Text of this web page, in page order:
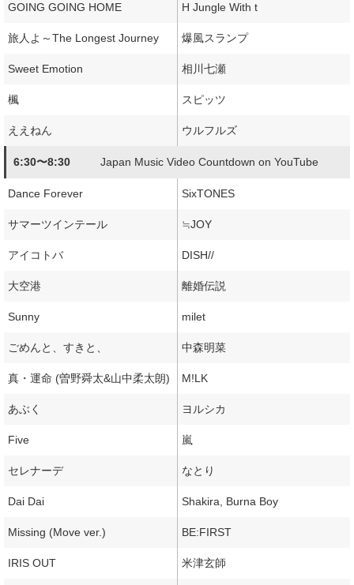
GOING GOING HOME H Jungle With t
旅人よ～The Longest Journey 爆風スランプ
Sweet Emotion 相川七瀬
楓 スピッツ
ええねん ウルフルズ
6:30〜8:30 Japan Music Video Countdown on YouTube
Dance Forever SixTONES
サマーツインテール ≒JOY
アイコトバ DISH//
大空港 離婚伝説
Sunny milet
ごめんと、すきと、 中森明菜
真・運命 (曽野舜太&山中柔太朗) M!LK
あぶく ヨルシカ
Five 嵐
セレナーデ なとり
Dai Dai Shakira, Burna Boy
Missing (Move ver.) BE:FIRST
IRIS OUT 米津玄師